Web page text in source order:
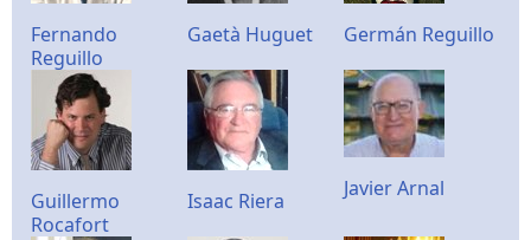
Fernando
Reguillo
Gaetà Huguet Germán Reguillo
Guillermo
Rocafort
Isaac Riera Javier Arnal